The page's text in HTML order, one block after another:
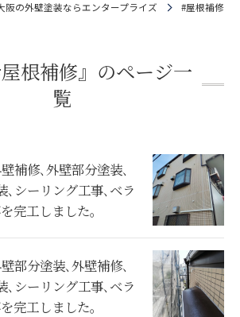
阪の外壁塗装ならエンタープライズ #屋根補修
根補修』のページ一
覧
補修､外壁部分塗装､
､シーリング工事､ベラ
完工しました。
部分塗装､外壁補修､
､シーリング工事､ベラ
完工しました。